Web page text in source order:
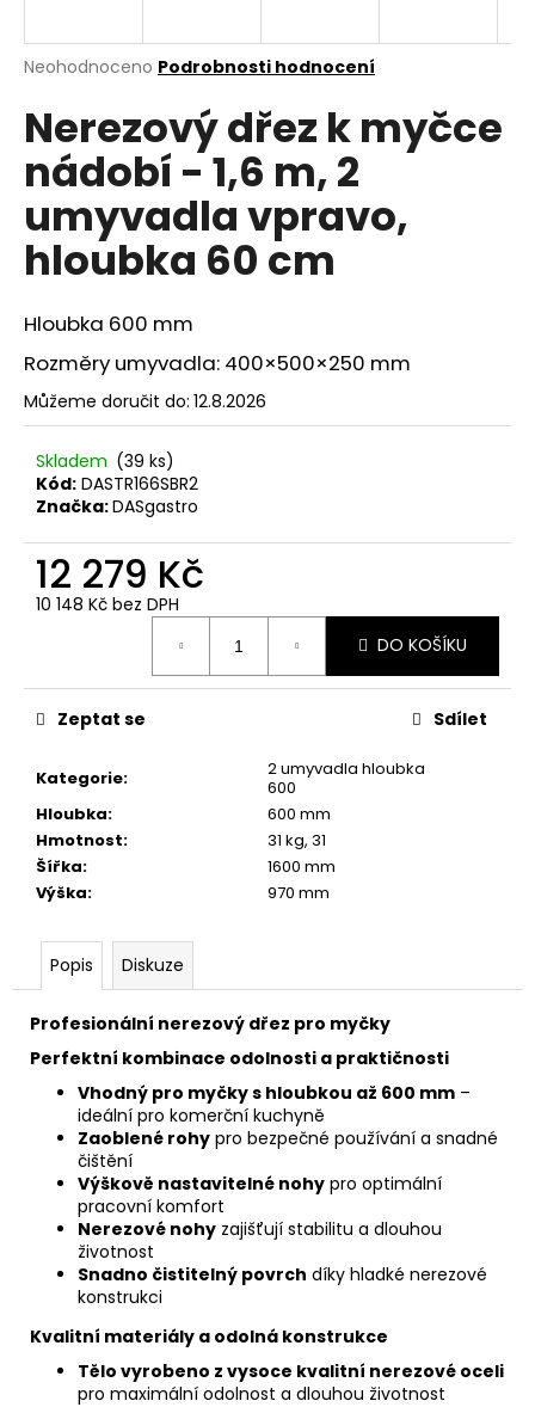
Průměrné
produktu
je
5
hvězdiček.
Neohodnoceno Podrobnosti hodnocení
Nerezový dřez k myčce
nádobí - 1,6 m, 2
umyvadla vpravo,
hloubka 60 cm
Hloubka 600 mm
Rozměry umyvadla: 400×500×250 mm
Můžeme doručit do: 12.8.2026
Skladem (39 ks)
Kód: DASTR166SBR2
Značka:DASgastro
12 279 Kč
10 148 Kč bez DPH
DO KOŠÍKU
Kategorie:
2 umyvadla hloubka
600
Hloubka:
600 mm
Hmotnost:
31 kg, 31
Šířka:
1600 mm
Výška: 970 mm
Zeptat se Sdílet
Popis Diskuze
Profesionální nerezový dřez pro myčky
Perfektní kombinace odolnosti a praktičnosti
Vhodný pro myčky s hloubkou až 600 mm –
ideální pro komerční kuchyně
Zaoblené rohy pro bezpečné používání a snadné
čištění
Výškově nastavitelné nohy pro optimální
pracovní komfort
Nerezové nohy zajišťují stabilitu a dlouhou
životnost
Snadno čistitelný povrch díky hladké nerezové
konstrukci
Kvalitní materiály a odolná konstrukce
Tělo vyrobeno z vysoce kvalitní nerezové oceli
pro maximální odolnost a dlouhou životnost
j
t
?
HLEDAT
D
o
p
o
u
č
u
e